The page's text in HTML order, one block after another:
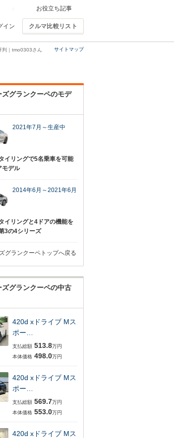
お役立ち記事
イン クルマ比較リスト
サイトマップ
｜tmo0303さん
ズグランクーペのモデ
2021年7月～生産中
イリングで5名乗車を可能
モデル
2014年6月～2021年6月
イリングと4ドアの機能を
3の4シリーズ
グランクーペトップへ戻る
ズグランクーペの中古
420d xドライブ Mス
ポー…
支払総額 513.8万円
本体価格 498.0万円
420d xドライブ Mス
ポー…
支払総額 569.7万円
本体価格 553.0万円
420d xドライブ Mス